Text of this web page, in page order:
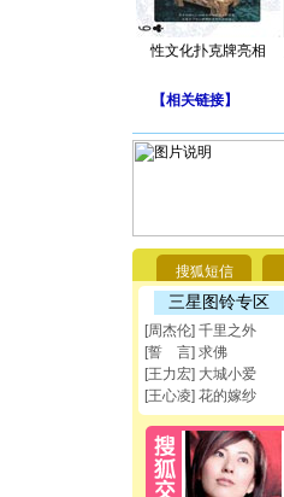
性文化扑克牌亮相
【相关链接】
搜狐短信
三星图铃专区
[周杰伦] 千里之外
[誓 言] 求佛
[王力宏] 大城小爱
[王心凌] 花的嫁纱